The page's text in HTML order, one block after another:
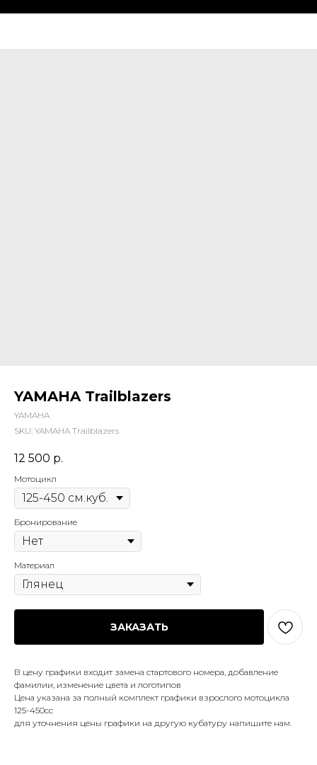
YAMAHA Trailblazers
YAMAHA
SKU: YAMAHA Trailblazers
12 500 р.
Мотоцикл
Бронирование
Материал
ЗАКАЗАТЬ
В цену графики входит замена стартового номера, добавление
фамилии, изменение цвета и логотипов
Цена указана за полный комплект графики взрослого мотоцикла
125-450сс
для уточнения цены графики на другую кубатуру напишите нам.